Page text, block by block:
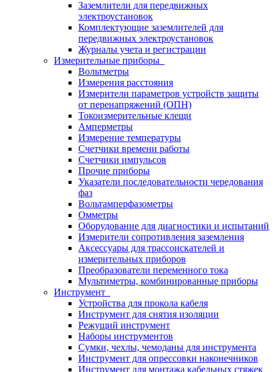
Заземлители для передвижных
электроустановок
Комплектующие заземлителей для
передвижных электроустановок
Журналы учета и регистрации
Измерительные приборы
Вольтметры
Измерения расстояния
Измерители параметров устройств защиты
от перенапряжений (ОПН)
Токоизмерительные клещи
Амперметры
Измерение температуры
Счетчики времени работы
Счетчики импульсов
Прочие приборы
Указатели последовательности чередования
фаз
Вольтамперфазометры
Омметры
Оборудование для диагностики и испытаний
Измерители сопротивления заземления
Аксессуары для трассоискателей и
измерительных приборов
Преобразователи переменного тока
Мультиметры, комбинированные приборы
Инструмент
Устройства для прокола кабеля
Инструмент для снятия изоляции
Режущий инструмент
Наборы инструментов
Сумки, чехлы, чемоданы для инструмента
Инструмент для опрессовки наконечников
Инструмент для монтажа кабельных стяжек